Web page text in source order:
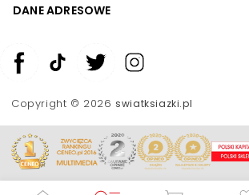
DANE ADRESOWE
Copyright © 2026swiatksiazki.pl
Zwiększ rozmiar czcionki
Skala szarości